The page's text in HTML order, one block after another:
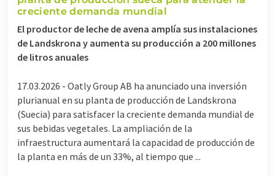
creciente demanda mundial
El productor de leche de avena amplía sus instalaciones
de Landskrona y aumenta su producción a 200 millones
de litros anuales
17.03.2026 - Oatly Group AB ha anunciado una inversión
plurianual en su planta de producción de Landskrona
(Suecia) para satisfacer la creciente demanda mundial de
sus bebidas vegetales. La ampliación de la
infraestructura aumentará la capacidad de producción de
la planta en más de un 33%, al tiempo que ...